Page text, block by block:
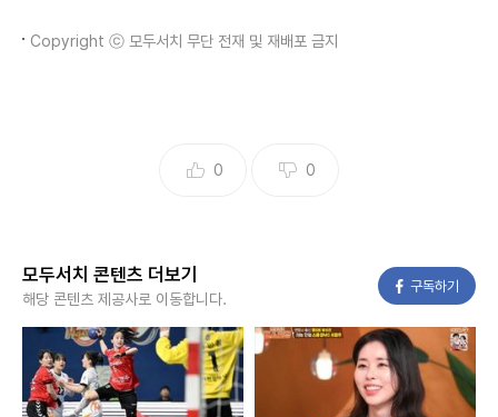
Copyright ⓒ 모두서치 무단 전재 및 재배포 금지
0 0
모두서치 콘텐츠 더보기
해당 콘텐츠 제공사로 이동합니다.
구독하기